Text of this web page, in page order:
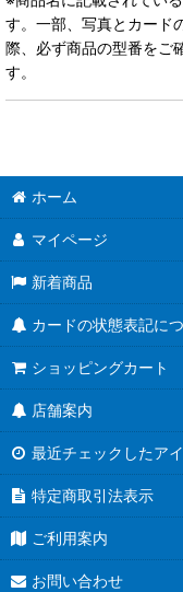
す。一部、写真とカード
際、必ず商品の型番をご
す。
ホーム
マイページ
新着商品
カードの状態表記に
ショッピングカート
店舗案内
最近チェックしたア
特定商取引法表示
ご利用案内
お問い合わせ